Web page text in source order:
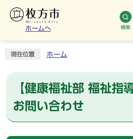
ホームへ 検索
現在位置 ホーム
【健康福祉部 福祉指
お問い合わせ